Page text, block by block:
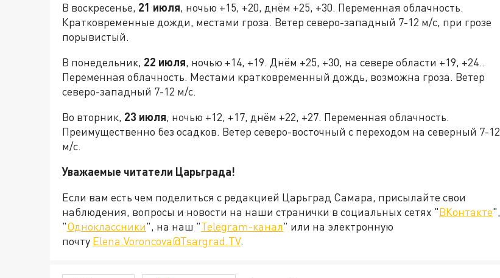
В воскресенье, 21 июля, ночью +15, +20, днём +25, +30. Переменная облачность.
Кратковременные дожди, местами гроза. Ветер северо-западный 7-12 м/с, при грозе
порывистый.
В понедельник, 22 июля, ночью +14, +19. Днём +25, +30, на севере области +19, +24..
Переменная облачность. Местами кратковременный дождь, возможна гроза. Ветер
северо-западный 7-12 м/с.
Во вторник, 23 июля, ночью +12, +17, днём +22, +27. Переменная облачность.
Преимущественно без осадков. Ветер северо-восточный с переходом на северный 7-12
м/с.
Уважаемые читатели Царьграда!
Если вам есть чем поделиться с редакцией Царьград Самара, присылайте свои
наблюдения, вопросы и новости на наши странички в социальных сетях "ВКонтакте",
"Одноклассники", на наш "Telegram-канал" или на электронную
почту Elena.Voroncova@Tsargrad.TV.